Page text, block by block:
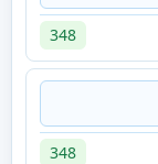
348
348